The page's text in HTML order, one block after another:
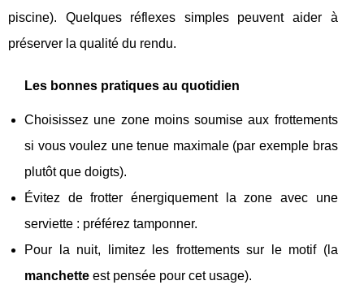
piscine). Quelques réflexes simples peuvent aider à
préserver la qualité du rendu.
Les bonnes pratiques au quotidien
Choisissez une zone moins soumise aux frottements
si vous voulez une tenue maximale (par exemple bras
plutôt que doigts).
Évitez de frotter énergiquement la zone avec une
serviette : préférez tamponner.
Pour la nuit, limitez les frottements sur le motif (la
manchette est pensée pour cet usage).